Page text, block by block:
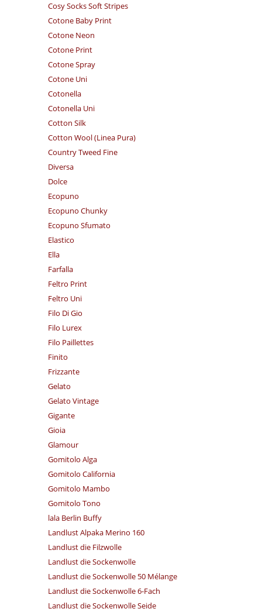
Cosy Socks Soft Stripes
Cotone Baby Print
Cotone Neon
Cotone Print
Cotone Spray
Cotone Uni
Cotonella
Cotonella Uni
Cotton Silk
Cotton Wool (Linea Pura)
Country Tweed Fine
Diversa
Dolce
Ecopuno
Ecopuno Chunky
Ecopuno Sfumato
Elastico
Ella
Farfalla
Feltro Print
Feltro Uni
Filo Di Gio
Filo Lurex
Filo Paillettes
Finito
Frizzante
Gelato
Gelato Vintage
Gigante
Gioia
Glamour
Gomitolo Alga
Gomitolo California
Gomitolo Mambo
Gomitolo Tono
lala Berlin Buffy
Landlust Alpaka Merino 160
Landlust die Filzwolle
Landlust die Sockenwolle
Landlust die Sockenwolle 50 Mélange
Landlust die Sockenwolle 6-Fach
Landlust die Sockenwolle Seide